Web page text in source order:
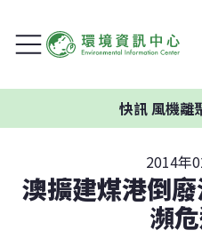
快訊風機離聚
2014年
澳擴建煤港倒
瀕